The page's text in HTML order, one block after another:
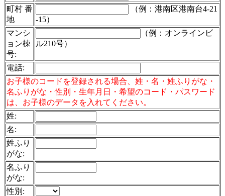
町村 番
地
（例：港南区港南台4-21
-15）
マンシ
ョン棟
号:
（例：オンラインビ
ル210号）
電話:
お子様のコードを登録される場合、姓・名・姓ふりがな・
名ふりがな・性別・生年月日・希望のコード・パスワード
は、お子様のデータを入れてください。
姓:
名:
姓ふり
がな:
名ふり
がな:
性別: